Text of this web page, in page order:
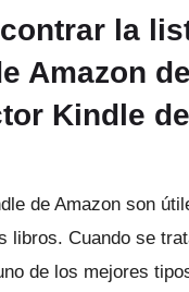
la
Amazon
Kindle de
de Amazon son
libros. Cuando se
de los mejores